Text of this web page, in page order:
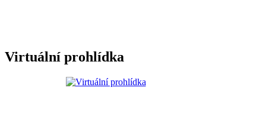
Virtuální prohlídka